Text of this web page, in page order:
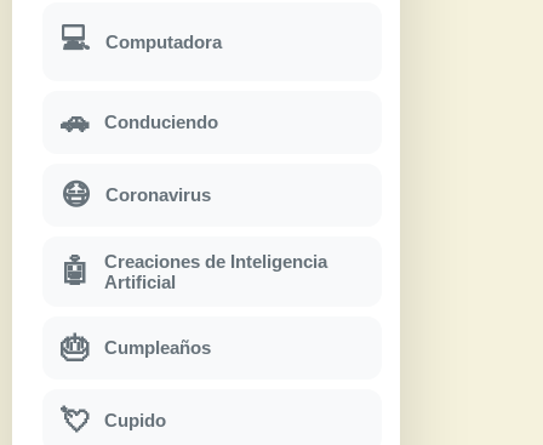
💻 Computadora
🚗 Conduciendo
😷 Coronavirus
🤖
Creaciones de Inteligencia
Artificial
🎂 Cumpleaños
💘 Cupido